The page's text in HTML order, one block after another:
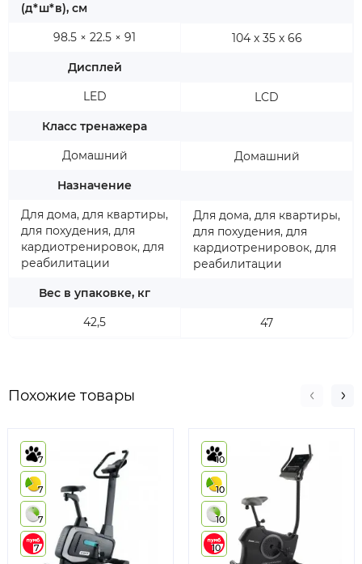
(д*ш*в), см
98.5 × 22.5 × 91
Дисплей
LED
Класс тренажера
Домашний
Назначение
Для дома, для квартиры,
для похудения, для
кардиотренировок, для
реабилитации
Вес в упаковке, кг
42,5
104 x 35 x 66
LCD
Домашний
Для дома, для квартиры,
для похудения, для
кардиотренировок, для
реабилитации
47
Похожие товары
7
7
7
7
10
10
10
10